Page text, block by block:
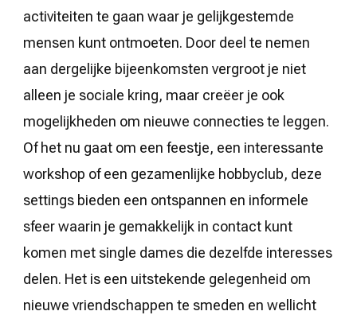
activiteiten te gaan waar je gelijkgestemde
mensen kunt ontmoeten. Door deel te nemen
aan dergelijke bijeenkomsten vergroot je niet
alleen je sociale kring, maar creëer je ook
mogelijkheden om nieuwe connecties te leggen.
Of het nu gaat om een feestje, een interessante
workshop of een gezamenlijke hobbyclub, deze
settings bieden een ontspannen en informele
sfeer waarin je gemakkelijk in contact kunt
komen met single dames die dezelfde interesses
delen. Het is een uitstekende gelegenheid om
nieuwe vriendschappen te smeden en wellicht